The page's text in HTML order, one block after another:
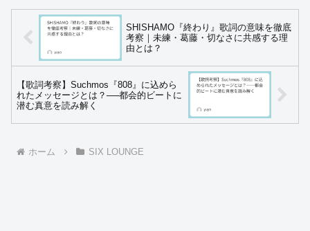
SHISHAMO『終わり』歌詞の意味を徹底
考察｜未練・葛藤・切なさに共感する理
由とは？
【歌詞考察】Suchmos『808』に込めら
れたメッセージとは？──都会的ビートに
潜む真意を読み解く
ホーム SIX LOUNGE